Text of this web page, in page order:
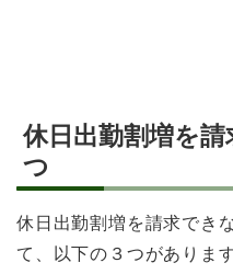
休日出勤割増を
つ
休日出勤割増を請求でき
て、以下の３つがあります